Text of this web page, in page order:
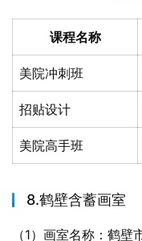
课程名称
美院冲刺班
招贴设计
美院高手班
8.鹤壁含蓄画室
（1）画室名称：鹤壁